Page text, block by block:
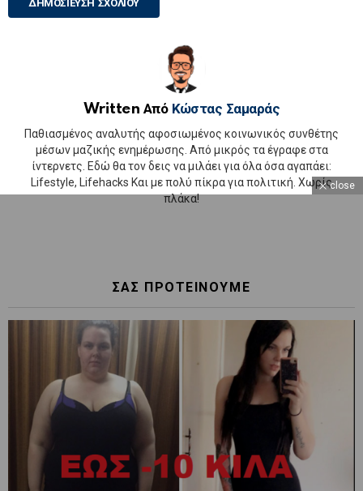
Written Από Κώστας Σαμαράς
Παθιασμένος αναλυτής αφοσιωμένος κοινωνικός συνθέτης
μέσων μαζικής ενημέρωσης. Από μικρός τα έγραφε στα
ίντερνετς. Εδώ θα τον δεις να μιλάει για όλα όσα αγαπάει:
Lifestyle, Lifehacks Και με πολύ πίκρα για πολιτική. Χωρίς
πλάκα!
ΣΑΣ ΠΡΟΤΕΙΝΟΥΜΕ
close